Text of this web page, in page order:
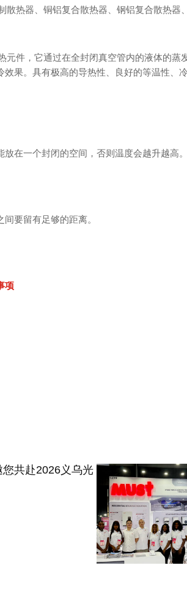
散热器、铜铝复合散热器、钢铝复合散热器
元件，它通过在全封闭真空管内的液体的蒸
果。具有极高的导热性、良好的等温性、
在一个封闭的空间，否则温度会越升越高。
要留有足够的距离。
项
共赴2026义乌光